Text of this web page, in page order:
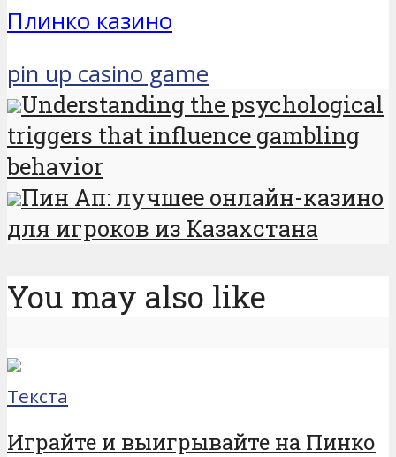
Плинко казино
pin up casino game
Understanding the psychological
triggers that influence gambling
behavior
Пин Ап: лучшее онлайн-казино
для игроков из Казахстана
You may also like
Текста
Играйте и выигрывайте на Пинко